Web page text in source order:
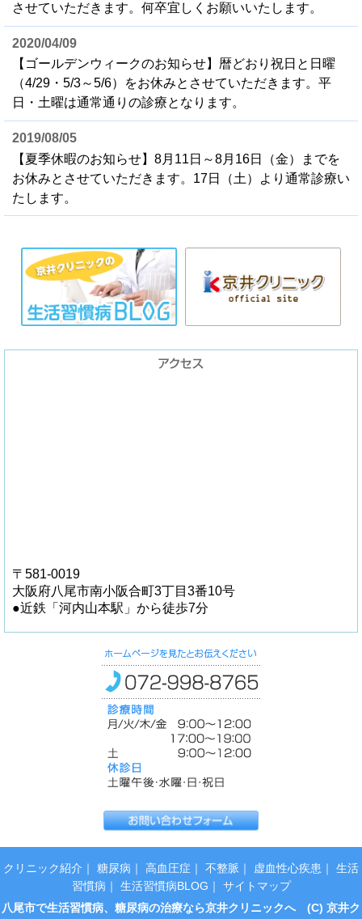
させていただきます。何卒宜しくお願いいたします。
2020/04/09
【ゴールデンウィークのお知らせ】暦どおり祝日と日曜
（4/29・5/3～5/6）をお休みとさせていただきます。平
日・土曜は通常通りの診療となります。
2019/08/05
【夏季休暇のお知らせ】8月11日～8月16日（金）までを
お休みとさせていただきます。17日（土）より通常診療い
たします。
〒581-0019
大阪府八尾市南小阪合町3丁目3番10号
●近鉄「河内山本駅」から徒歩7分
クリニック紹介 ｜ 糖尿病 ｜ 高血圧症 ｜ 不整脈 ｜ 虚血性心疾患 ｜
生活
習慣病 ｜ 生活習慣病BLOG ｜
サイトマップ
八尾市で生活習慣病、糖尿病の治療なら京井クリニックへ (C) 京井ク